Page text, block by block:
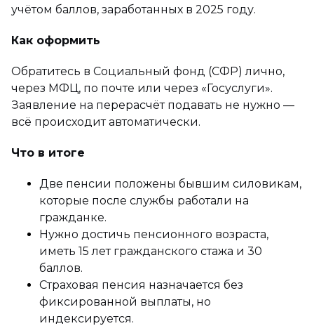
учётом баллов, заработанных в 2025 году.
Как оформить
Обратитесь в Социальный фонд (СФР) лично,
через МФЦ, по почте или через «Госуслуги».
Заявление на перерасчёт подавать не нужно —
всё происходит автоматически.
Что в итоге
Две пенсии положены бывшим силовикам,
которые после службы работали на
гражданке.
Нужно достичь пенсионного возраста,
иметь 15 лет гражданского стажа и 30
баллов.
Страховая пенсия назначается без
фиксированной выплаты, но
индексируется.